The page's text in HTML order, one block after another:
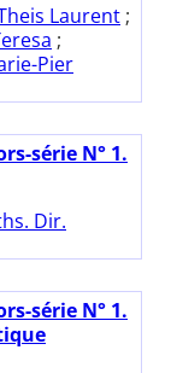
Laurent ;
;
Pier
série N° 1.
Dir.
série N° 1.